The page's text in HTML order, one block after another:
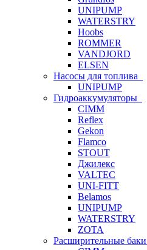
UNIPUMP
WATERSTRY
Hoobs
ROMMER
VANDJORD
ELSEN
Насосы для топлива
UNIPUMP
Гидроаккумуляторы
CIMM
Reflex
Gekon
Flamco
STOUT
Джилекс
VALTEC
UNI-FITT
Belamos
UNIPUMP
WATERSTRY
ZOTA
Расширительные баки